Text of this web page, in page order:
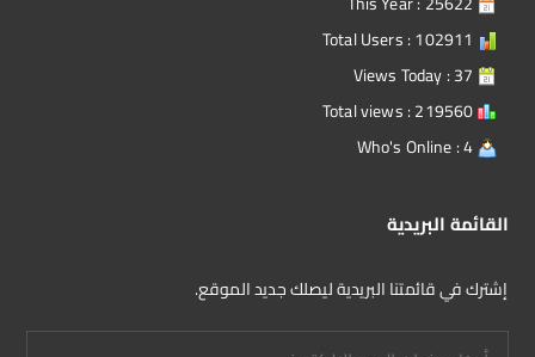
القائمة البريدية
إشترك في قائمتنا البريدية ليصلك جديد الموقع.